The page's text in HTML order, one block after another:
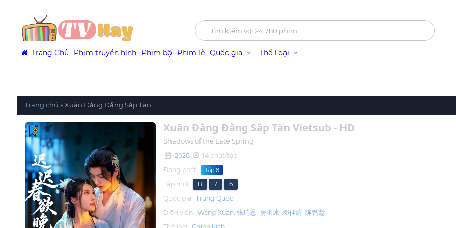
Trang Chủ Phim truyền hình Phim bộ Phim lẻ Quốc gia Thể Loại
Trang chủ »Xuân Đằng Đẵng Sắp Tàn
Xuân Đằng Đẵng Sắp Tàn Vietsub - HD
Shadows of the Late Spring
2026
14 phút/tập
Đang phát:
Tập 8
Tập mới: 8 7
6
Quốc gia: Trung Quốc
Diễn viên: Wang Xuan 张瑞恩 房函冰 邓佳蔚 陈智慧